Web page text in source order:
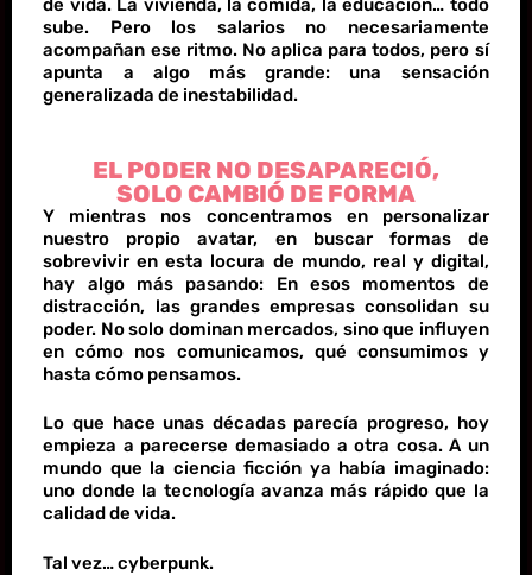
de vida. La vivienda, la comida, la educación… todo
sube. Pero los salarios no necesariamente
acompañan ese ritmo. No aplica para todos, pero sí
apunta a algo más grande: una sensación
generalizada de inestabilidad.
EL PODER NO DESAPARECIÓ,
SOLO CAMBIÓ DE FORMA
Y mientras nos concentramos en personalizar
nuestro propio avatar, en buscar formas de
sobrevivir en esta locura de mundo, real y digital,
hay algo más pasando: En esos momentos de
distracción, las grandes empresas consolidan su
poder. No solo dominan mercados, sino que influyen
en cómo nos comunicamos, qué consumimos y
hasta cómo pensamos.
Lo que hace unas décadas parecía progreso, hoy
empieza a parecerse demasiado a otra cosa. A un
mundo que la ciencia ficción ya había imaginado:
uno donde la tecnología avanza más rápido que la
calidad de vida.
Tal vez… cyberpunk.